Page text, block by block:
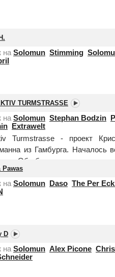
на Solomun Stimming
TURMSTRASSE
на Solomun Stephan Bodzin
Extrawelt
Turmstrasse - проект
из Гамбурга. Началось
Оба были увлечены
целиком
Pawas
на Solomun Daso The Per
D
на Solomun Alex Picone